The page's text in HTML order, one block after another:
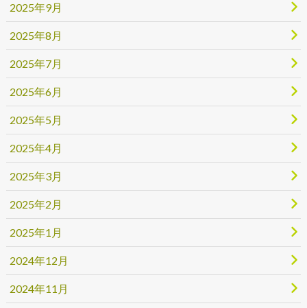
2025年9月
2025年8月
2025年7月
2025年6月
2025年5月
2025年4月
2025年3月
2025年2月
2025年1月
2024年12月
2024年11月